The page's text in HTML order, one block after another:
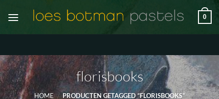
naar
0
florisbooks
HOME / PRODUCTEN GETAGGED “FLORISBOOKS”